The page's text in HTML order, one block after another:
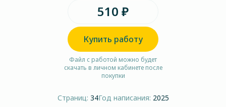
510 ₽
Купить работу
Файл с работой можно будет
скачать в личном кабинете после
покупки
Страниц: 34Год написания: 2025